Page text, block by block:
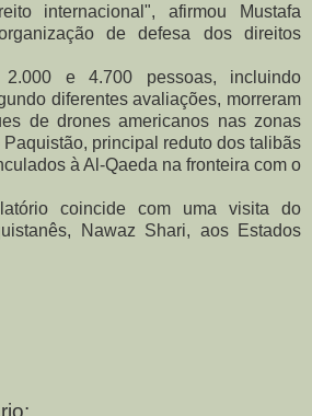
internacional", afirmou Mustafa
de defesa dos direitos
e 4.700 pessoas, incluindo
diferentes avaliações, morreram
de drones americanos nas zonas
principal reduto dos talibãs
à Al-Qaeda na fronteira com o
coincide com uma visita do
Nawaz Shari, aos Estados